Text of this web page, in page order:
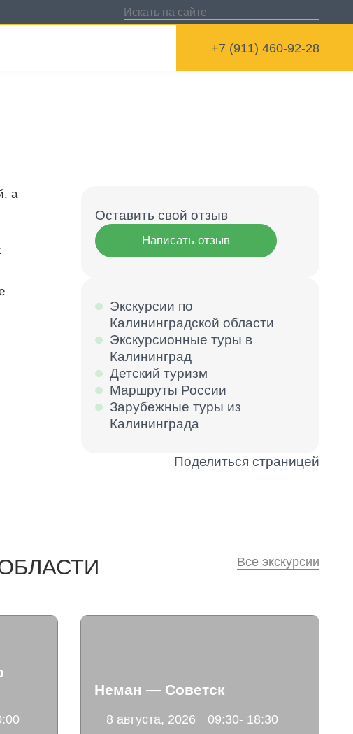
+7 (911) 460-92-28
а
Оставить свой отзыв
Написать отзыв
Экскурсии по
Калининградской области
Экскурсионные туры в
Калининград
Детский туризм
Маршруты России
Зарубежные туры из
Калининграда
Поделиться страницей
Все экскурсии
Неман — Советск
8 августа, 2026 09:30- 18:30